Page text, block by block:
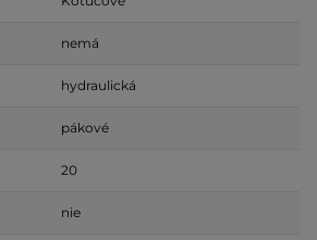
nemá
hydraulická
pákové
20
nie